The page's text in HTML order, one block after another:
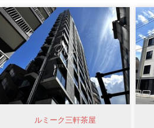
ルミーク三軒茶屋